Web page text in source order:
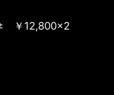
￥12,800×2